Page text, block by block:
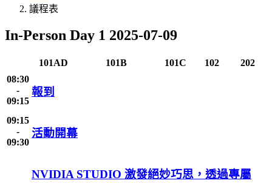
議程表
In-Person Day 1 2025-07-09
101AD 101B 101C 102
202
08:30
-
09:15
報到
09:15
-
09:30
活動開幕
NVIDIA STUDIO 激發絕妙巧思，透過專屬